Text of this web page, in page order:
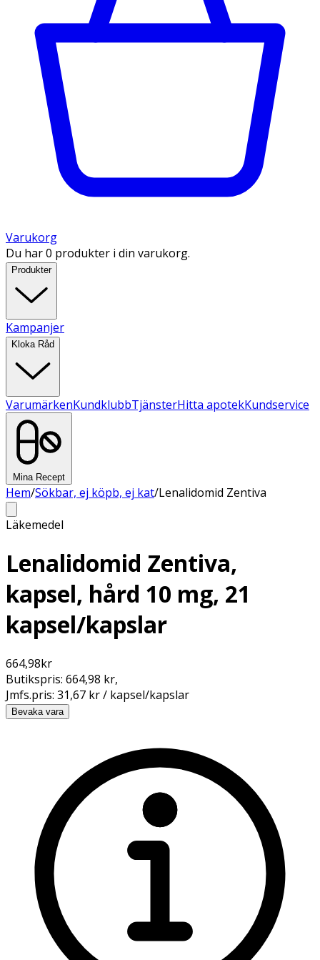
Varukorg
Du har 0 produkter i din varukorg.
Produkter
Kampanjer
Kloka Råd
VarumärkenKundklubbTjänsterHitta apotekKundservice
Mina Recept
Hem/Sökbar, ej köpb, ej kat/Lenalidomid Zentiva
Läkemedel
Lenalidomid Zentiva,
kapsel, hård 10 mg, 21
kapsel/kapslar
664,98kr
Butikspris: 664,98 kr,
Jmfs.pris: 31,67 kr / kapsel/kapslar
Bevaka vara